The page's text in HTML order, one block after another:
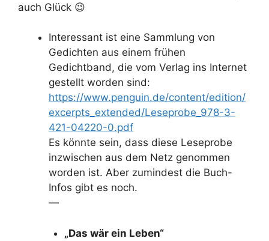
auch Glück 😉
Interessant ist eine Sammlung von
Gedichten aus einem frühen
Gedichtband, die vom Verlag ins Internet
gestellt worden sind:
https://www.penguin.de/content/edition/
excerpts_extended/Leseprobe_978-3-
421-04220-0.pdf
Es könnte sein, dass diese Leseprobe
inzwischen aus dem Netz genommen
worden ist. Aber zumindest die Buch-
Infos gibt es noch.
—
„Das wär ein Leben“